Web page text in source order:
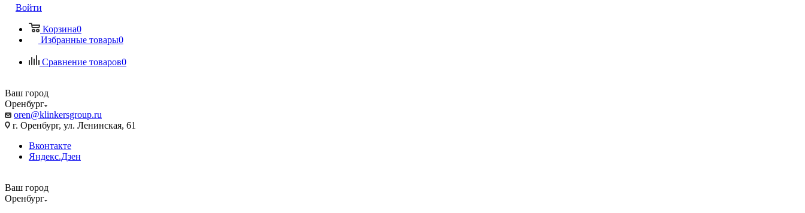
Войти
Корзина0
Избранные товары0
Сравнение товаров0
Ваш город
Оренбург
oren@klinkersgroup.ru
г. Оренбург, ул. Ленинская, 61
Вконтакте
Яндекс.Дзен
Ваш город
Оренбург